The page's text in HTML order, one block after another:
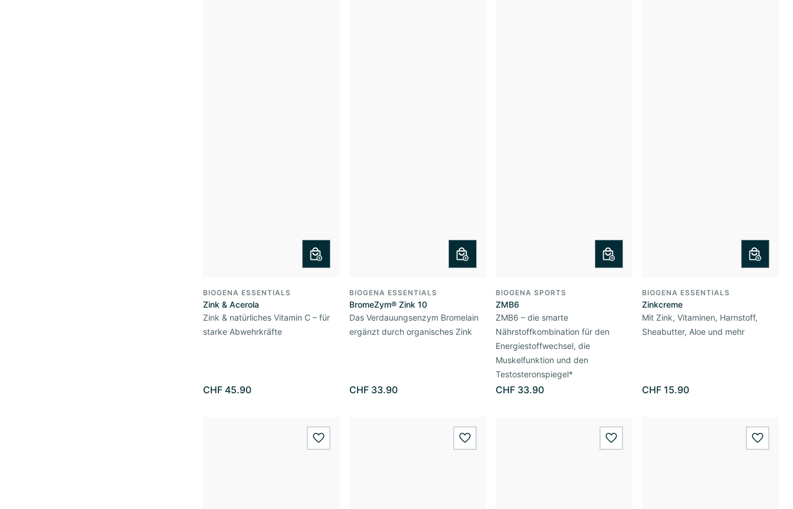
BIOGENA ESSENTIALS
Zink & Acerola
Zink & natürliches Vitamin C – für
starke Abwehrkräfte
CHF 45.90
BIOGENA ESSENTIALS
BromeZym® Zink 10
Das Verdauungsenzym Bromelain
ergänzt durch organisches Zink
CHF 33.90
BIOGENA SPORTS
ZMB6
ZMB6 – die smarte
Nährstoffkombination für den
Energiestoffwechsel, die
Muskelfunktion und den
Testosteronspiegel*
CHF 33.90
BIOGENA ESSENTIALS
Zinkcreme
Mit Zink, Vitaminen, Harnstoff,
Sheabutter, Aloe und mehr
CHF 15.90
wishlist.add wishlist.add wishlist.add